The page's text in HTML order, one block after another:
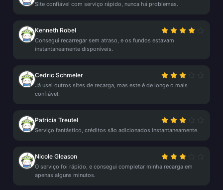
Site confiável com serviço rápido, nunca há problemas.
Kenneth Robel
Consegui recarregar sem atraso, e os fundos estavam
instantaneamente disponíveis.
Cedric Schmeler
Já usei outros sites de recarga, mas este é de longe o mais
confiável.
Patricia Treutel
Serviço fantástico, créditos são adicionados instantaneamente.
Nicole Gleason
O serviço foi rápido, e consegui completar minha recarga em
apenas alguns minutos.